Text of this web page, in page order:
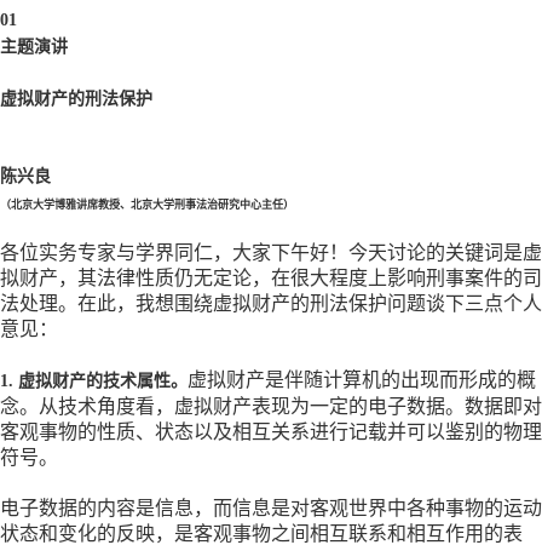
01
主题演讲
虚拟财产的刑法保护
陈兴良
（北京大学博雅讲席教授、北京大学刑事法治研究中心主任）
各位实务专家与学界同仁，大家下午好！今天讨论的关键词是虚
拟财产，其法律性质仍无定论，在很大程度上影响刑事案件的司
法处理。在此，我想围绕虚拟财产的刑法保护问题谈下三点个人
意见：
1. 虚拟财产的技术属性。 虚拟财产是伴随计算机的出现而形成的概
念。从技术角度看，虚拟财产表现为一定的电子数据。数据即对
客观事物的性质、状态以及相互关系进行记载并可以鉴别的物理
符号。
电子数据的内容是信息，而信息是对客观世界中各种事物的运动
状态和变化的反映，是客观事物之间相互联系和相互作用的表